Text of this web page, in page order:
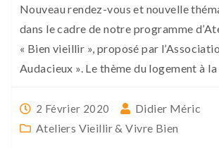
Nouveau rendez-vous et nouvelle
dans le cadre de notre programme
« Bien vieillir », proposé par
Audacieux ». Le thème du logement à
2 Février 2020
Didier Méric
Ateliers Vieillir & Vivre Bien